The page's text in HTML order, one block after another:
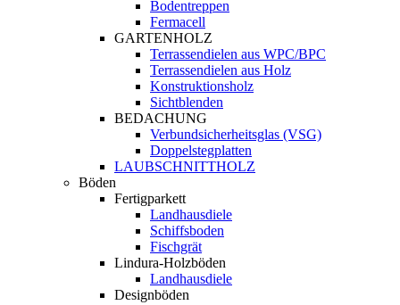
Bodentreppen
Fermacell
GARTENHOLZ
Terrassendielen aus WPC/BPC
Terrassendielen aus Holz
Konstruktionsholz
Sichtblenden
BEDACHUNG
Verbundsicherheitsglas (VSG)
Doppelstegplatten
LAUBSCHNITTHOLZ
Böden
Fertigparkett
Landhausdiele
Schiffsboden
Fischgrät
Lindura-Holzböden
Landhausdiele
Designböden